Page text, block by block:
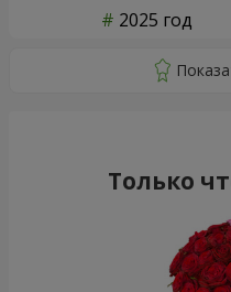
2025 год
Только